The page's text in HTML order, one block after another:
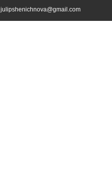
julipshenichnova@gmail.com